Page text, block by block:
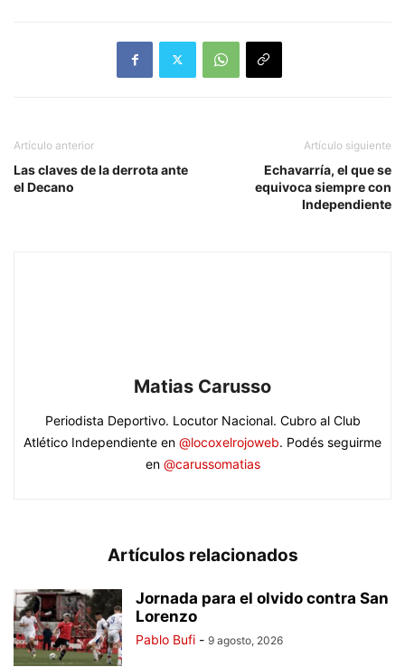
Artículo anterior
Las claves de la derrota ante
el Decano
Artículo siguiente
Echavarría, el que se
equivoca siempre con
Independiente
Matias Carusso
Periodista Deportivo. Locutor Nacional. Cubro al Club
Atlético Independiente en @locoxelrojoweb. Podés seguirme
en @carussomatias
Artículos relacionados
Jornada para el olvido contra San
Lorenzo
Pablo Bufi - 9 agosto, 2026